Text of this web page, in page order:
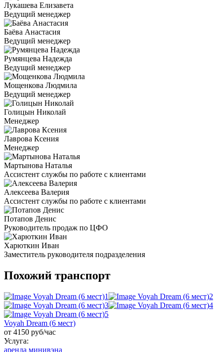
Лукашева Елизавета
Ведущий менеджер
Баёва Анастасия
Ведущий менеджер
Румянцева Надежда
Ведущий менеджер
Мощенкова Людмила
Ведущий менеджер
Голицын Николай
Менеджер
Лаврова Ксения
Менеджер
Мартынова Наталья
Ассистент службы по работе с клиентами
Алексеева Валерия
Ассистент службы по работе с клиентами
Потапов Денис
Руководитель продаж по ЦФО
Харюткин Иван
Заместитель руководителя подразделения
Похожий транспорт
Voyah Dream (6 мест)
от 4150 руб/час
Услуга:
аренда минивэна